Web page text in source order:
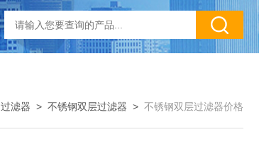
过滤器 > 不锈钢双层过滤器 > 不锈钢双层过滤器价格